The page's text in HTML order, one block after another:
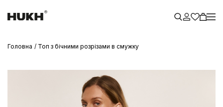
Головна Топ з бічними розрізами в смужку